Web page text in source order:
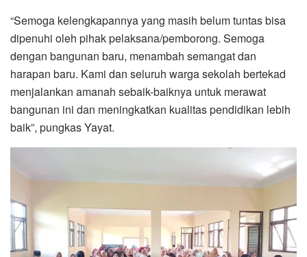
“Semoga kelengkapannya yang masih belum tuntas bisa
dipenuhi oleh pihak pelaksana/pemborong. Semoga
dengan bangunan baru, menambah semangat dan
harapan baru. Kami dan seluruh warga sekolah bertekad
menjalankan amanah sebaik-baiknya untuk merawat
bangunan ini dan meningkatkan kualitas pendidikan lebih
baik”, pungkas Yayat.